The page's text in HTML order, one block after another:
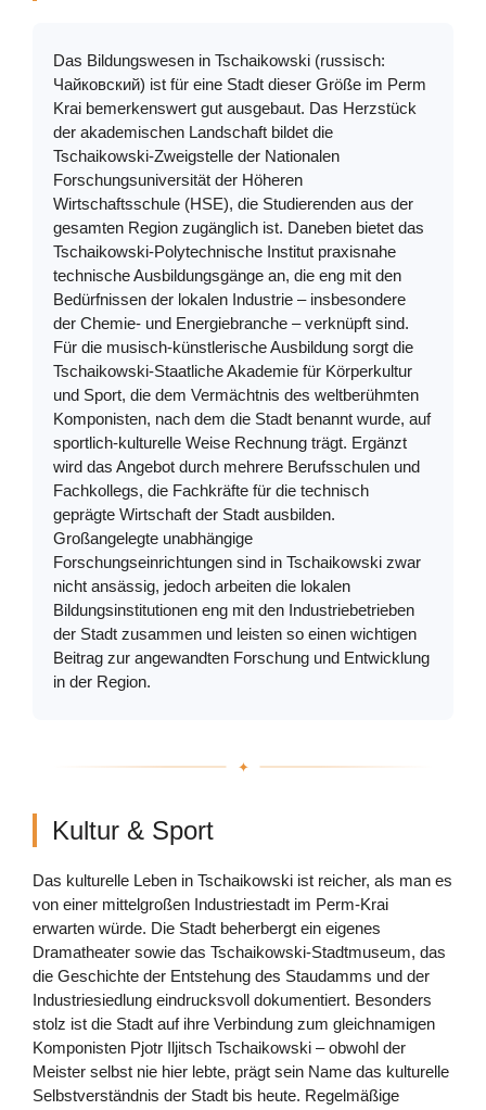
Das Bildungswesen in Tschaikowski (russisch:
Чайковский) ist für eine Stadt dieser Größe im Perm
Krai bemerkenswert gut ausgebaut. Das Herzstück
der akademischen Landschaft bildet die
Tschaikowski-Zweigstelle der Nationalen
Forschungsuniversität der Höheren
Wirtschaftsschule (HSE), die Studierenden aus der
gesamten Region zugänglich ist. Daneben bietet das
Tschaikowski-Polytechnische Institut praxisnahe
technische Ausbildungsgänge an, die eng mit den
Bedürfnissen der lokalen Industrie – insbesondere
der Chemie- und Energiebranche – verknüpft sind.
Für die musisch-künstlerische Ausbildung sorgt die
Tschaikowski-Staatliche Akademie für Körperkultur
und Sport, die dem Vermächtnis des weltberühmten
Komponisten, nach dem die Stadt benannt wurde, auf
sportlich-kulturelle Weise Rechnung trägt. Ergänzt
wird das Angebot durch mehrere Berufsschulen und
Fachkollegs, die Fachkräfte für die technisch
geprägte Wirtschaft der Stadt ausbilden.
Großangelegte unabhängige
Forschungseinrichtungen sind in Tschaikowski zwar
nicht ansässig, jedoch arbeiten die lokalen
Bildungsinstitutionen eng mit den Industriebetrieben
der Stadt zusammen und leisten so einen wichtigen
Beitrag zur angewandten Forschung und Entwicklung
in der Region.
Kultur & Sport
Das kulturelle Leben in Tschaikowski ist reicher, als man es
von einer mittelgroßen Industriestadt im Perm-Krai
erwarten würde. Die Stadt beherbergt ein eigenes
Dramatheater sowie das Tschaikowski-Stadtmuseum, das
die Geschichte der Entstehung des Staudamms und der
Industriesiedlung eindrucksvoll dokumentiert. Besonders
stolz ist die Stadt auf ihre Verbindung zum gleichnamigen
Komponisten Pjotr Iljitsch Tschaikowski – obwohl der
Meister selbst nie hier lebte, prägt sein Name das kulturelle
Selbstverständnis der Stadt bis heute. Regelmäßige